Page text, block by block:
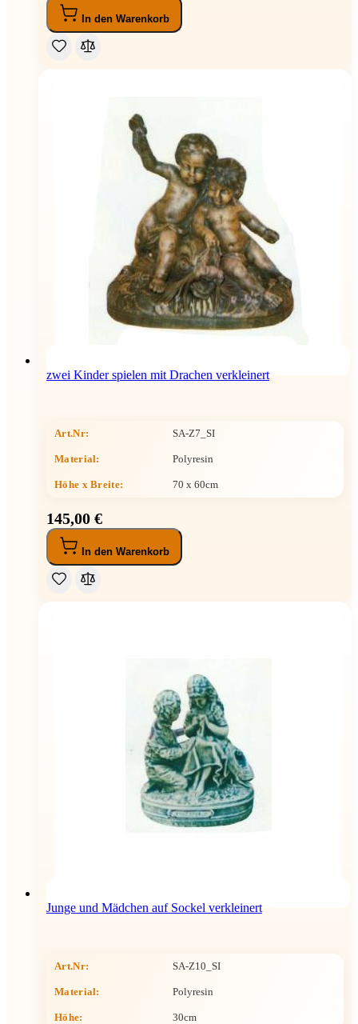
In den Warenkorb
zwei Kinder spielen mit Drachen verkleinert
Art.Nr: SA-Z7_SI
Material: Polyresin
Höhe x Breite: 70 x 60cm
145,00 €
In den Warenkorb
Junge und Mädchen auf Sockel verkleinert
Art.Nr: SA-Z10_SI
Material: Polyresin
Höhe: 30cm